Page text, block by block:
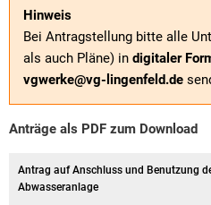
Anträge
Hinweis
Bei Antragstellung bitte alle
als auch Pläne) in digitaler
vgwerke@vg-lingenfeld.de
Anträge als PDF zum Download
Antrag auf Anschluss und Benutzung
Abwasseranlage